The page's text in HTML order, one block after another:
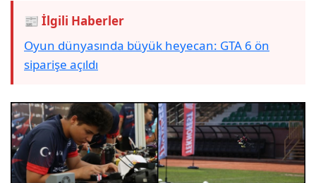
📰 İlgili Haberler
Oyun dünyasında büyük heyecan: GTA 6 ön
siparişe açıldı